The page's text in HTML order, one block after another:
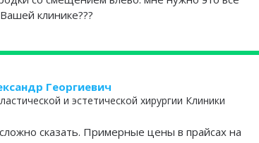
клинике???
Георгиевич
и эстетической хирургии Клиники
сказать. Примерные цены в прайсах на